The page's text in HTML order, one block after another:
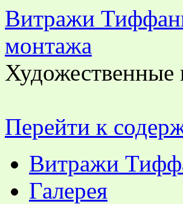
Витражи
монтажа
Художественные
Перейти к
Витражи
Галерея